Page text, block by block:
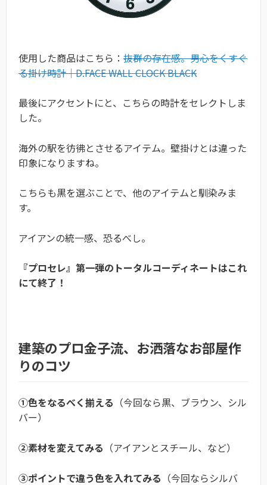
使用した商品はこちら： 抜群の存在感。男心をくすぐ
る掛け時計｜D.FACE WALL CLOCK BLACK
最後にアクセントにと、こちらの時計をセレクトしま
した。
海外の駅を彷彿とさせるアイテム。壁掛けとは違った
印象になりますね。
こちらも黒を選ぶことで、他のアイテムと馴染みま
す。
アイアンの統一感、恐るべし。
『プロセレ』第一弾のトータルコーディネートはこれ
にて終了！
建築のプロ金子流、お洒落なお部屋作
りのコツ
①色をなるべく揃える （今回なら黒、ブラウン、シル
バー）
②素材を変えてみる （アイアンとスチール、など）
③ポイントで違う色を入れてみる （今回ならシルバ